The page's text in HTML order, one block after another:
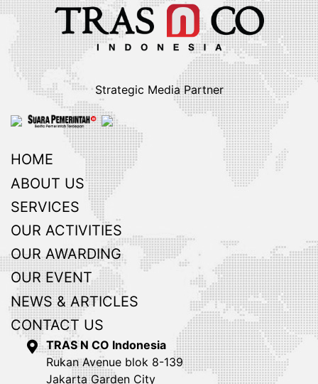
Strategic Media Partner
HOME
ABOUT US
SERVICES
OUR ACTIVITIES
OUR AWARDING
OUR EVENT
NEWS & ARTICLES
CONTACT US
TRAS N CO Indonesia
Rukan Avenue blok 8-139
Jakarta Garden City